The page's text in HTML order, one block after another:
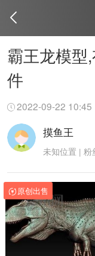
霸王龙模型
件
2022-09-22 10:45
摸鱼王
未知位置 | 粉
原创出售